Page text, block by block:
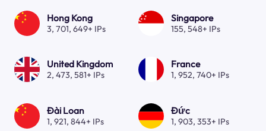
Hong Kong
3, 701, 649+ IPs
Singapore
155, 548+ IPs
United Kingdom
2, 473, 581+ IPs
France
1, 952, 740+ IPs
Đài Loan
1, 921, 844+ IPs
Đức
1, 903, 353+ IPs